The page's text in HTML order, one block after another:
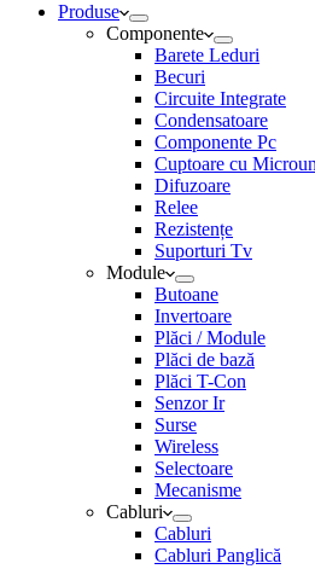
Produse
Componente
Barete Leduri
Becuri
Circuite Integrate
Condensatoare
Componente Pc
Cuptoare cu
Difuzoare
Relee
Rezistențe
Suporturi Tv
Module
Butoane
Invertoare
Plăci / Module
Plăci de bază
Plăci T-Con
Senzor Ir
Surse
Wireless
Selectoare
Mecanisme
Cabluri
Cabluri
Cabluri Panglică